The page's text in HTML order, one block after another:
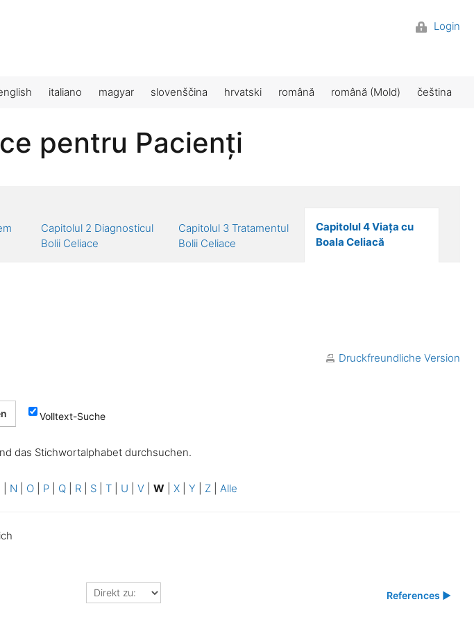
Login
italiano magyar slovenščina hrvatski română română (Mold) čeština
pentru Pacienți
Capitolul 2 Diagnosticul
Bolii Celiace
Capitolul 3 Tratamentul
Bolii Celiace
Capitolul 4 Viața cu
Boala Celiacă
Druckfreundliche Version
Volltext-Suche
das Stichwortalphabet durchsuchen.
N O P Q R S |T U |V |W |X |Y Z |Alle
Direkt
zu:
References ▶︎